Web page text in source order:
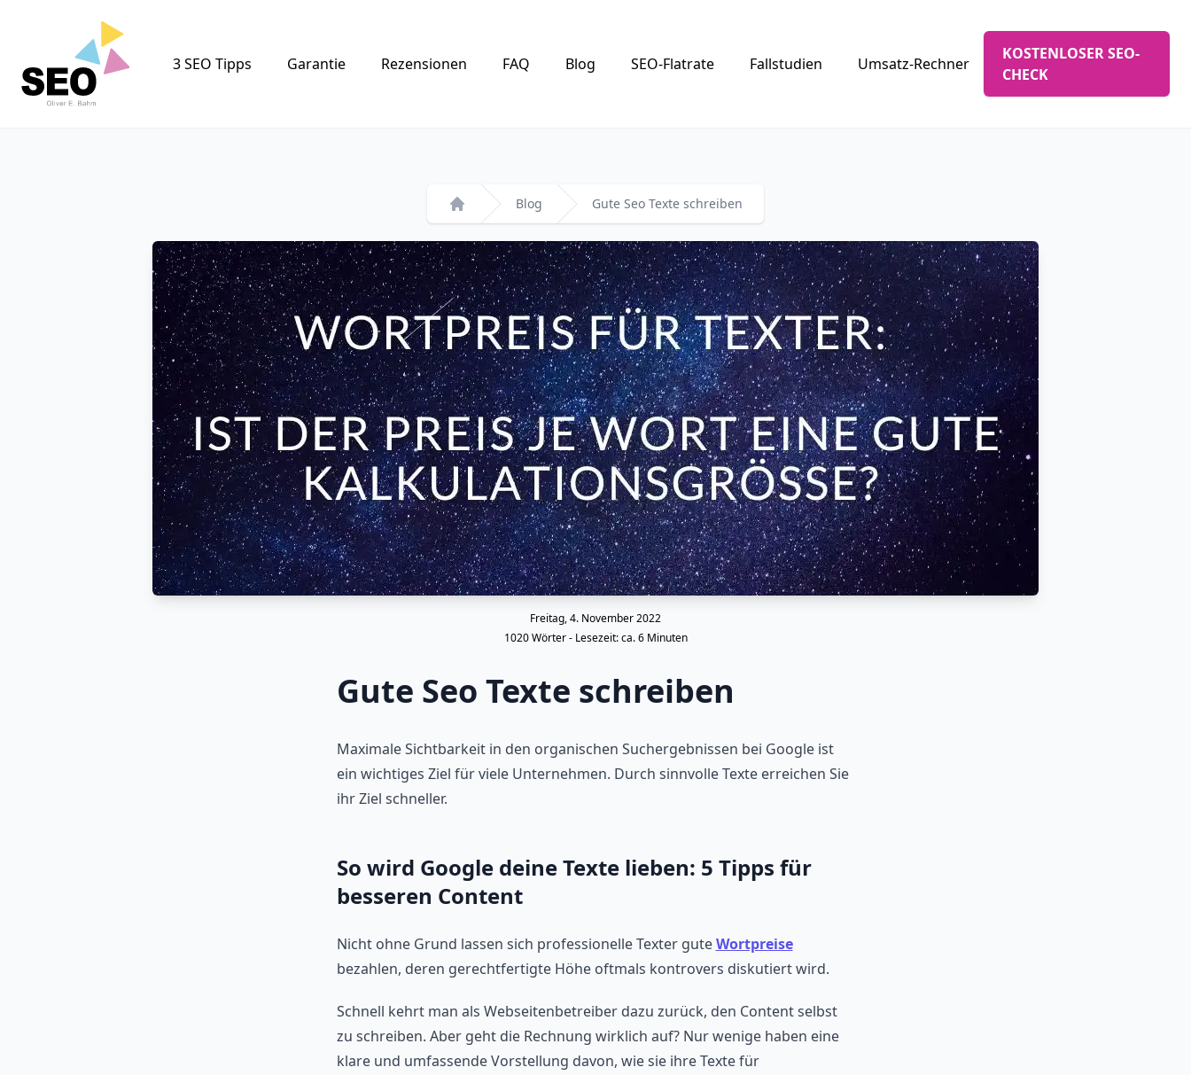
3 SEO Tipps
Garantie Rezensionen FAQ Blog SEO-Flatrate Fallstudien Umsatz-Rechner
KOSTENLOSER SEO-
CHECK
Startseite
Blog Gute Seo Texte schreiben
Freitag, 4. November 2022
1020Wörter - Lesezeit: ca.6Minuten
Gute Seo Texte schreiben
Maximale Sichtbarkeit in den organischen Suchergebnissen bei Google ist
ein wichtiges Ziel für viele Unternehmen. Durch sinnvolle Texte erreichen Sie
ihr Ziel schneller.
So wird Google deine Texte lieben: 5 Tipps für
besseren Content
Nicht ohne Grund lassen sich professionelle Texter guteWortpreise
bezahlen, deren gerechtfertigte Höhe oftmals kontrovers diskutiert wird.
Schnell kehrt man als Webseitenbetreiber dazu zurück, den Content selbst
zu schreiben. Aber geht die Rechnung wirklich auf? Nur wenige haben eine
klare und umfassende Vorstellung davon, wie sie ihre Texte für